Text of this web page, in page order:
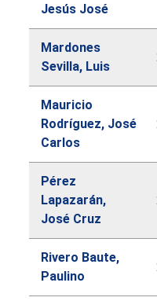
Jesús José
Mardones
Sevilla, Luis
Mauricio
Rodríguez, José
Carlos
Pérez
Lapazarán,
José Cruz
Rivero Baute,
Paulino